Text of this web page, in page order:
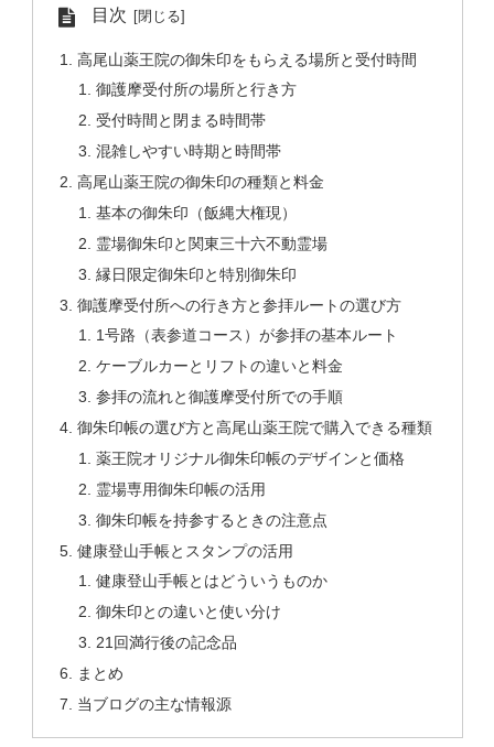
目次
高尾山薬王院の御朱印をもらえる場所と受付時間
御護摩受付所の場所と行き方
受付時間と閉まる時間帯
混雑しやすい時期と時間帯
高尾山薬王院の御朱印の種類と料金
基本の御朱印（飯縄大権現）
霊場御朱印と関東三十六不動霊場
縁日限定御朱印と特別御朱印
御護摩受付所への行き方と参拝ルートの選び方
1号路（表参道コース）が参拝の基本ルート
ケーブルカーとリフトの違いと料金
参拝の流れと御護摩受付所での手順
御朱印帳の選び方と高尾山薬王院で購入できる種類
薬王院オリジナル御朱印帳のデザインと価格
霊場専用御朱印帳の活用
御朱印帳を持参するときの注意点
健康登山手帳とスタンプの活用
健康登山手帳とはどういうものか
御朱印との違いと使い分け
21回満行後の記念品
まとめ
当ブログの主な情報源